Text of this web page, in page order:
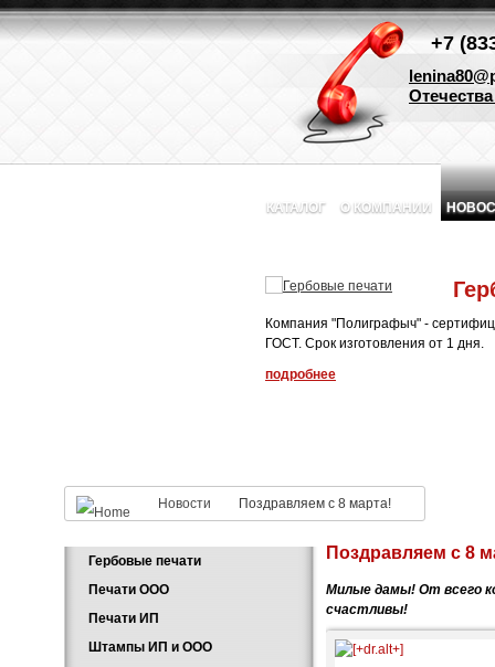
+7
КАТАЛОГ О КОМПАНИИ
Компания "Полиграфыч" -
ГОСТ. Срок изготовления от 1 дня.
подробнее
Новости
Поздравляем с 8 марта!
Поздравляем с 8
Милые дамы! От всего
счастливы!
Гербовые печати
Печати ООО
Печати ИП
Штампы ИП и ООО